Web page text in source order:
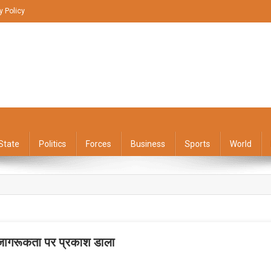
Policy
Politics Forces Business Sports World
पर प्रकाश डाला